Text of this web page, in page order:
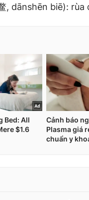
, dānshēn biē): rùa